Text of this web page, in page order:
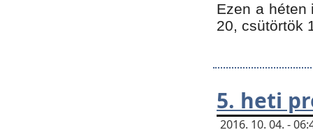
Ezen a héten
20, csütörtök
5. heti
2016. 10. 04. -